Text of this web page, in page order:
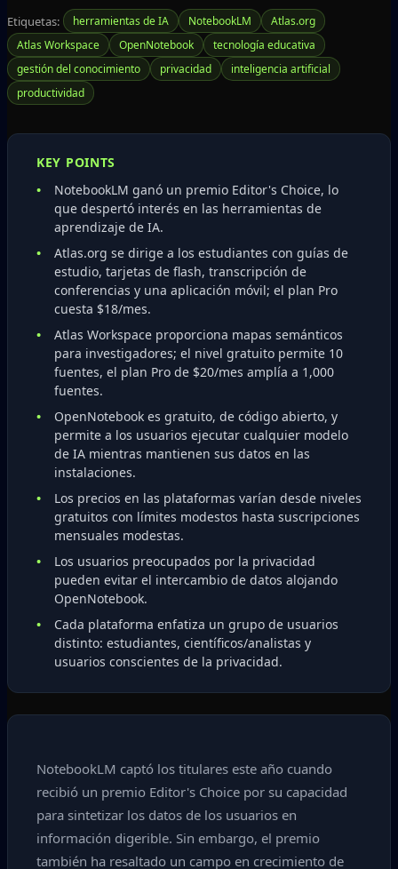
Etiquetas: herramientas de IA NotebookLM
Atlas.org
Atlas Workspace
OpenNotebook
tecnología educativa
gestión del conocimiento
privacidad
inteligencia artificial
productividad
KEY POINTS
NotebookLM ganó un premio Editor's Choice, lo
que despertó interés en las herramientas de
aprendizaje de IA.
Atlas.org se dirige a los estudiantes con guías de
estudio, tarjetas de flash, transcripción de
conferencias y una aplicación móvil; el plan Pro
cuesta $18/mes.
Atlas Workspace proporciona mapas semánticos
para investigadores; el nivel gratuito permite 10
fuentes, el plan Pro de $20/mes amplía a 1,000
fuentes.
OpenNotebook es gratuito, de código abierto, y
permite a los usuarios ejecutar cualquier modelo
de IA mientras mantienen sus datos en las
instalaciones.
Los precios en las plataformas varían desde niveles
gratuitos con límites modestos hasta suscripciones
mensuales modestas.
Los usuarios preocupados por la privacidad
pueden evitar el intercambio de datos alojando
OpenNotebook.
Cada plataforma enfatiza un grupo de usuarios
distinto: estudiantes, científicos/analistas y
usuarios conscientes de la privacidad.
NotebookLM captó los titulares este año cuando
recibió un premio Editor's Choice por su capacidad
para sintetizar los datos de los usuarios en
información digerible. Sin embargo, el premio
también ha resaltado un campo en crecimiento de